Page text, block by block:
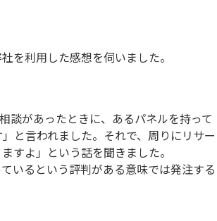
を利用した感想を伺いました。
があったときに、あるパネルを持って
と言われました。それで、周りにリサー
すよ」という話を聞きました。
いるという評判がある意味では発注する